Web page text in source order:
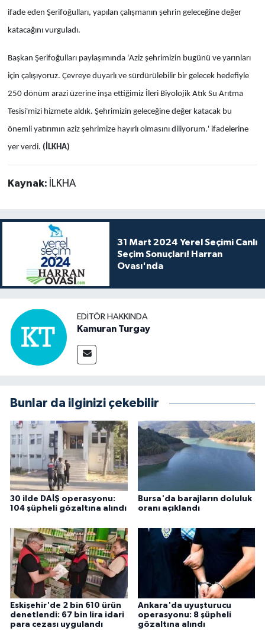
ifade eden Şerifoğulları, yapılan çalışmanın şehrin geleceğine değer
katacağını vurguladı.
Başkan Şerifoğulları paylaşımında 'Aziz şehrimizin bugünü ve yarınları
için çalışıyoruz. Çevreye duyarlı ve sürdürülebilir bir gelecek hedefiyle
250 dönüm arazi üzerine inşa ettiğimiz İleri Biyolojik Atık Su Arıtma
Tesisi'mizi hizmete aldık. Şehrimizin geleceğine değer katacak bu
önemli yatırımın aziz şehrimize hayırlı olmasını diliyorum.' ifadelerine
yer verdi. (İLKHA)
Kaynak: İLKHA
31 Mart 2024 Yerel Seçimi Canlı
Seçim Sonuçları! Harran
Ovası'nda
EDITÖR HAKKINDA
Kamuran Turgay
Bunlar da ilginizi çekebilir
30 ilde DAİŞ operasyonu:
104 şüpheli gözaltına alındı
Bursa'da barajların doluluk
oranı açıklandı
Eskişehir'de 2 bin 610 ürün
denetlendi: 67 bin lira idari
para cezası uygulandı
Ankara'da uyuşturucu
operasyonu: 8 şüpheli
gözaltına alındı